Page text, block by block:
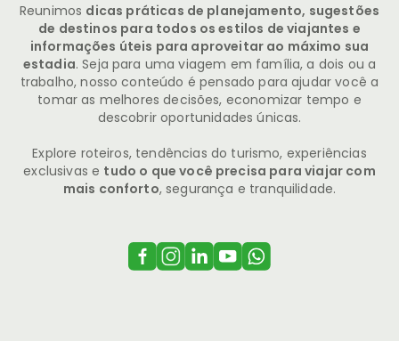
Reunimos dicas práticas de planejamento, sugestões
de destinos para todos os estilos de viajantes e
informações úteis para aproveitar ao máximo sua
estadia. Seja para uma viagem em família, a dois ou a
trabalho, nosso conteúdo é pensado para ajudar você a
tomar as melhores decisões, economizar tempo e
descobrir oportunidades únicas.
Explore roteiros, tendências do turismo, experiências
exclusivas e tudo o que você precisa para viajar com
mais conforto, segurança e tranquilidade.